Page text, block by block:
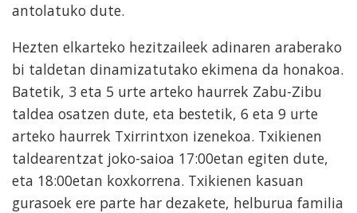
antolatuko dute.
Hezten elkarteko hezitzaileek adinaren araberako
bi taldetan dinamizatutako ekimena da honakoa.
Batetik, 3 eta 5 urte arteko haurrek Zabu-Zibu
taldea osatzen dute, eta bestetik, 6 eta 9 urte
arteko haurrek Txirrintxon izenekoa. Txikienen
taldearentzat joko-saioa 17:00etan egiten dute,
eta 18:00etan koxkorrena. Txikienen kasuan
gurasoek ere parte har dezakete, helburua familia